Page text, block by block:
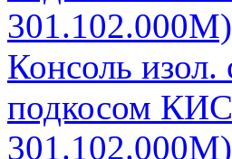
301.102.000М)
Консоль изол.
подкосом
301.102.000М)